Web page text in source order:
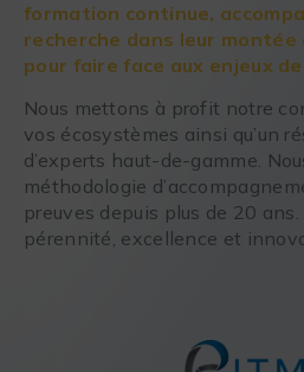
formation continue,
recherche dans leur montée
pour faire face aux enjeux
Nous mettons à profit notre
vos écosystèmes ainsi qu’un
d’experts haut-de-gamme.
méthodologie
preuves depuis plus de 20
pérennité, excellence et